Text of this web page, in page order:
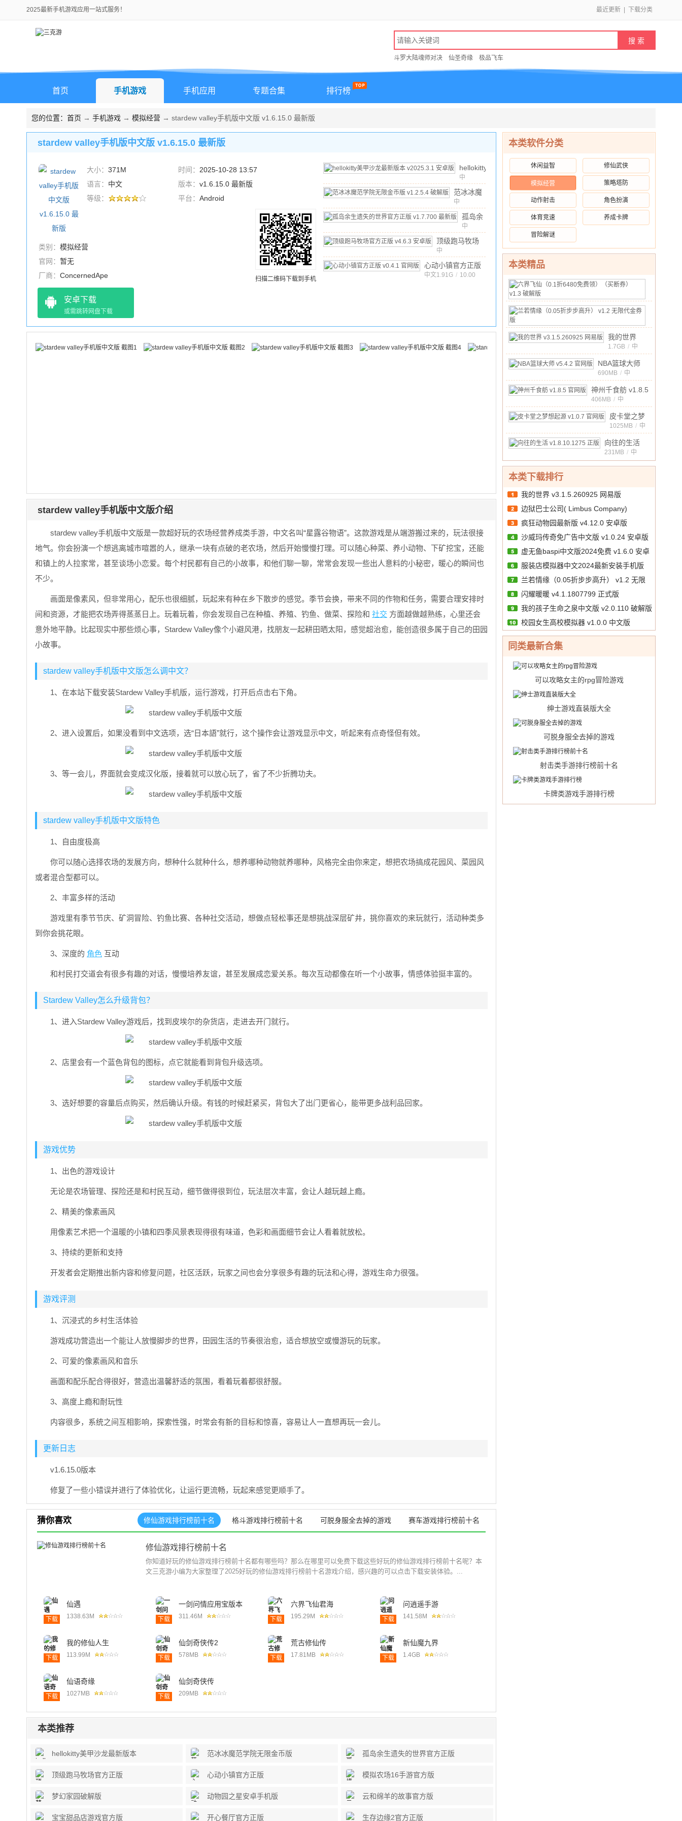
2025最新手机游戏应用一站式服务！ 最近更新 下载分类
斗罗大陆魂师对决 仙圣奇缘 极品飞车
首页 手机游戏 手机应用 专题合集 排行榜
您的位置： 首页 → 手机游戏 → 模拟经营 → stardew valley手机版中文版 v1.6.15.0 最新版
stardew valley手机版中文版 v1.6.15.0 最新版
大小： 371M 时间： 2025-10-28 13:57
语言： 中文 版本： v1.6.15.0 最新版
等级：
平台： Android
类别： 模拟经营
官网： 暂无
厂商： ConcernedApe
安卓下载
或需跳转网盘下载
hellokitty
美甲沙
龙最新
版本
v2025.3.1
安卓版
中
文 / 137.01M
范冰冰魔
范学院无
限金币版
v1.2.5.4
破解版
中
文 / 771.6M
孤岛余
生遗失
的世界
官方正
版
v1.7.700
最新版
中
文 / 455.63M
顶级跑马牧场
官方正版
v4.6.3 安卓版
中
文 / 7.87M / 10.00
心动小镇官方正版
v0.4.1 官网版
中文1.91G / 10.00
扫描二维码下载到手机
stardew valley手机版中文版介绍
stardew valley手机版中文版是一款超好玩的农场经营养成类手游，中文名叫“星露谷物语”。这款游戏是从端游搬过来的，玩法很接
地气。你会扮演一个想逃离城市喧嚣的人，继承一块有点破的老农场，然后开始慢慢打理。可以随心种菜、养小动物、下矿挖宝，还能
和镇上的人拉家常，甚至谈场小恋爱。每个村民都有自己的小故事，和他们聊一聊，常常会发现一些出人意料的小秘密，暖心的瞬间也
不少。
画面是像素风，但非常用心，配乐也很细腻，玩起来有种在乡下散步的感觉。季节会换，带来不同的作物和任务，需要合理安排时
间和资源，才能把农场弄得蒸蒸日上。玩着玩着，你会发现自己在种植、养殖、钓鱼、做菜、探险和 社交 方面越做越熟练，心里还会
意外地平静。比起现实中那些烦心事，Stardew Valley像个小避风港，找朋友一起耕田晒太阳，感觉超治愈，能创造很多属于自己的田园
小故事。
stardew valley手机版中文版怎么调中文？
1、在本站下载安装Stardew Valley手机版，运行游戏，打开后点击右下角。
2、进入设置后，如果没看到中文选项，选“日本語”就行，这个操作会让游戏显示中文，听起来有点奇怪但有效。
3、等一会儿，界面就会变成汉化版，接着就可以放心玩了，省了不少折腾功夫。
stardew valley手机版中文版特色
1、自由度极高
你可以随心选择农场的发展方向，想种什么就种什么，想养哪种动物就养哪种，风格完全由你来定，想把农场搞成花园风、菜园风
或者混合型都可以。
2、丰富多样的活动
游戏里有季节节庆、矿洞冒险、钓鱼比赛、各种社交活动，想做点轻松事还是想挑战深层矿井，挑你喜欢的来玩就行，活动种类多
到你会挑花眼。
3、深度的 角色 互动
和村民打交道会有很多有趣的对话，慢慢培养友谊，甚至发展成恋爱关系。每次互动都像在听一个小故事，情感体验挺丰富的。
Stardew Valley怎么升级背包？
1、进入Stardew Valley游戏后，找到皮埃尔的杂货店，走进去开门就行。
2、店里会有一个蓝色背包的图标，点它就能看到背包升级选项。
3、选好想要的容量后点购买，然后确认升级。有钱的时候赶紧买，背包大了出门更省心，能带更多战利品回家。
游戏优势
1、出色的游戏设计
无论是农场管理、探险还是和村民互动，细节做得很到位，玩法层次丰富，会让人越玩越上瘾。
2、精美的像素画风
用像素艺术把一个温暖的小镇和四季风景表现得很有味道，色彩和画面细节会让人看着就放松。
3、持续的更新和支持
开发者会定期推出新内容和修复问题，社区活跃，玩家之间也会分享很多有趣的玩法和心得，游戏生命力很强。
游戏评测
1、沉浸式的乡村生活体验
游戏成功营造出一个能让人放慢脚步的世界，田园生活的节奏很治愈，适合想放空或慢游玩的玩家。
2、可爱的像素画风和音乐
画面和配乐配合得很好，营造出温馨舒适的氛围，看着玩着都很舒服。
3、高度上瘾和耐玩性
内容很多，系统之间互相影响，探索性强，时常会有新的目标和惊喜，容易让人一直想再玩一会儿。
更新日志
v1.6.15.0版本
修复了一些小错误并进行了体验优化，让运行更流畅，玩起来感觉更顺手了。
猜你喜欢 修仙游戏排行榜前十名 格斗游戏排行榜前十名 可脱身服全去掉的游戏 赛车游戏排行榜前十名
修仙游戏排行榜前十名
你知道好玩的修仙游戏排行榜前十名都有哪些吗？那么在哪里可以免费下载这些好玩的修仙游戏排行榜前十名呢？本
文三克游小编为大家整理了2025好玩的修仙游戏排行榜前十名游戏介绍，感兴趣的可以点击下载安装体验。...
下载
仙遇
1338.63M 下载
一剑问情应用宝版本
311.46M 下载
六界飞仙君海
195.29M 下载
问逍遥手游
141.58M
下载
我的修仙人生
113.99M 下载
仙剑奇侠传2
578MB 下载
荒古修仙传
17.81MB 下载
新仙魔九界
1.4GB
下载
仙语奇缘
1027MB 下载
仙剑奇侠传
209MB
本类推荐
hellokitty美甲沙龙最新版本 范冰冰魔范学院无限金币版 孤岛余生遗失的世界官方正版
顶级跑马牧场官方正版 心动小镇官方正版 模拟农场16手游官方版
梦幻家园破解版 动物园之星安卓手机版 云和绵羊的故事官方版
宝宝甜品店游戏官方版 开心餐厅官方正版 生存边缘2官方正版
本类软件分类
休闲益智 修仙武侠
模拟经营 策略塔防
动作射击 角色扮演
体育竞速 养成卡牌
冒险解谜
本类精品
免
券）
中
步
限
券
中
我的世界
v3.1.5.260925
1.7GB / 中
文 / 10.00
NBA篮球大师
v5.4.2 官网版
690MB / 中
文 / 10.00
神州千食舫 v1.8.5
官网版
406MB / 中
文 / 10.00
皮卡堂之梦
想起源
版
1025MB / 中
文 / 10.00
向往的生活
v1.8.10.1275
正版
231MB / 中
文 / 10.00
本类下载排行
我的世界 v3.1.5.260925 网易版
边狱巴士公司( Limbus Company)
v1.88.1
疯狂动物园最新版 v4.12.0 安卓版
沙威玛传奇免广告中文版 v1.0.24 安卓版
虚无鱼baspi中文版2024免费 v1.6.0 安卓
汉化版
服装店模拟器中文2024最新安装手机版
v1.39 安卓版
兰若情缘（0.05折步步高升） v1.2 无限
代金券版
闪耀暖暖 v4.1.1807799 正式版
我的孩子生命之泉中文版 v2.0.110 破解版
校园女生高校模拟器 v1.0.0 中文版
同类最新合集
可以攻略女主的rpg冒险游戏
绅士游戏直装版大全
可脱身服全去掉的游戏
射击类手游排行榜前十名
卡牌类游戏手游排行榜